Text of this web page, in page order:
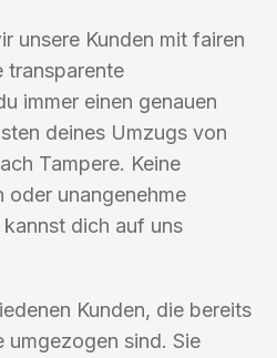
unsere Kunden mit fairen
transparente
immer einen genauen
deines Umzugs von
Tampere. Keine
oder unangenehme
dich auf uns
Kunden, die bereits
umgezogen sind. Sie